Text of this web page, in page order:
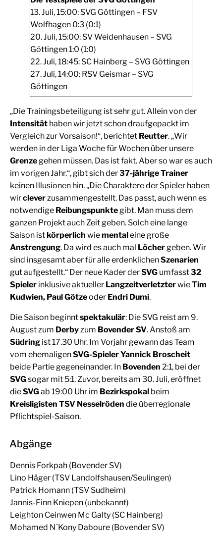
13. Juli, 15:00: SVG Göttingen – FSV
Wolfhagen 0:3 (0:1)
20. Juli, 15:00: SV Weidenhausen – SVG
Göttingen 1:0 (1:0)
22. Juli, 18:45: SC Hainberg – SVG Göttingen
27. Juli, 14:00: RSV Geismar – SVG
Göttingen
„Die Trainingsbeteiligung ist sehr gut. Allein von der
Intensität haben wir jetzt schon draufgepackt im
Vergleich zur Vorsaison!“, berichtet Reutter. „Wir
werden in der Liga Woche für Wochen über unsere
Grenzegehen müssen. Das ist fakt. Aber so war es auch
im vorigen Jahr.“, gibt sich der37-jährige Trainer
keinen Illusionen hin. „Die Charaktere der Spieler haben
wircleverzusammengestellt. Das passt, auch wenn es
notwendige Reibungspunktegibt. Man muss dem
ganzen Projekt auch Zeit geben. Solch eine lange
Saison istkörperlich wiementaleine große
Anstrengung. Da wird es auch mal Löchergeben. Wir
sind insgesamt aber für alle erdenklichenSzenarien
gut aufgestellt.“ Der neue Kader derSVG umfasst32
Spieler inklusive aktueller LangzeitverletzterwieTim
Kudwien, Paul Götzeoder Endri Dumi.
Die Saison beginntspektakulär: Die SVG reist am 9.
August zum Derbyzum Bovender SV. Anstoß am
Südring ist 17.30 Uhr. Im Vorjahr gewann das Team
vom ehemaligenSVG-Spieler Yannick Broscheit
beide Partie gegeneinander. In Bovenden 2:1, bei der
SVGsogar mit 5:1. Zuvor, bereits am 30. Juli, eröffnet
dieSVGab 19:00 Uhr im Bezirkspokal beim
Kreisligisten TSV Nesselröden die überregionale
Pflichtspiel-Saison.
Abgänge
Dennis Forkpah (Bovender SV)
Lino Häger (TSV Landolfshausen/Seulingen)
Patrick Homann (TSV Sudheim)
Jannis-Finn Kniepen (unbekannt)
Leighton Ceinwen Mc Galty (SC Hainberg)
Mohamed N´Kony Daboure (Bovender SV)